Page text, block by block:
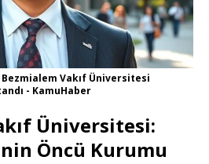
Vakıf Üniversitesi
- KamuHaber
Üniversitesi:
Öncü Kurumu